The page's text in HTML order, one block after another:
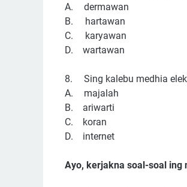
A.
dermawan
B. hartawan
C. karyawan
D. wartawan
8.
Sing kalebu medhia
A.
majalah
B. ariwarti
C. koran
D. internet
Ayo, kerjakna soal-soal ing